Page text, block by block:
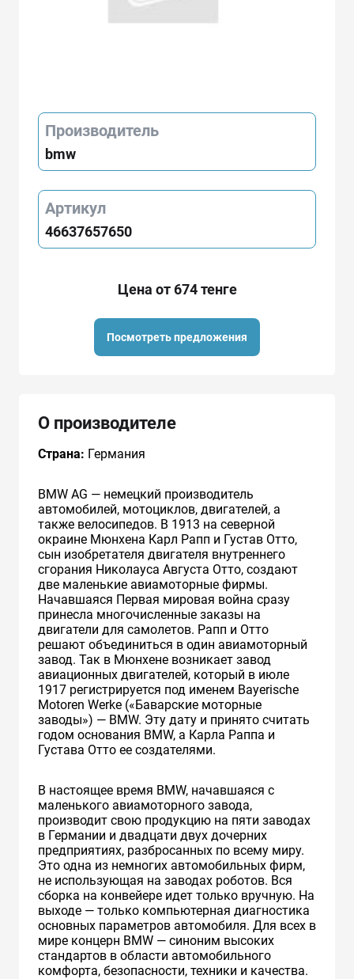
Производитель
bmw
Артикул
46637657650
Цена от 674 тенге
Посмотреть предложения
О производителе
Страна: Германия
BMW AG — немецкий производитель
автомобилей, мотоциклов, двигателей, а
также велосипедов. В 1913 на северной
окраине Мюнхена Карл Рапп и Густав Отто,
сын изобретателя двигателя внутреннего
сгорания Николауса Августа Отто, создают
две маленькие авиамоторные фирмы.
Начавшаяся Первая мировая война сразу
принесла многочисленные заказы на
двигатели для самолетов. Рапп и Отто
решают объединиться в один авиамоторный
завод. Так в Мюнхене возникает завод
авиационных двигателей, который в июле
1917 регистрируется под именем Bayerische
Motoren Werke («Баварские моторные
заводы») — BMW. Эту дату и принято считать
годом основания BMW, а Карла Раппа и
Густава Отто ее создателями.
В настоящее время BMW, начавшаяся с
маленького авиамоторного завода,
производит свою продукцию на пяти заводах
в Германии и двадцати двух дочерних
предприятиях, разбросанных по всему миру.
Это одна из немногих автомобильных фирм,
не использующая на заводах роботов. Вся
сборка на конвейере идет только вручную. На
выходе — только компьютерная диагностика
основных параметров автомобиля. Для всех в
мире концерн BMW — синоним высоких
стандартов в области автомобильного
комфорта, безопасности, техники и качества.